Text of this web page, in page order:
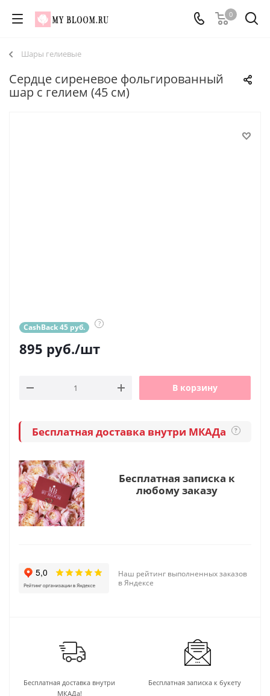
0
Шары гелиевые
Сердце сиреневое фольгированный
шар с гелием (45 см)
CashBack 45 руб. ?
895 руб./шт
В корзину
Бесплатная доставка внутри МКАДа ?
Бесплатная записка к
любому заказу
Наш рейтинг выполненных заказов
в Яндексе
Бесплатная доставка внутри
МКАДа!
Бесплатная записка к букету